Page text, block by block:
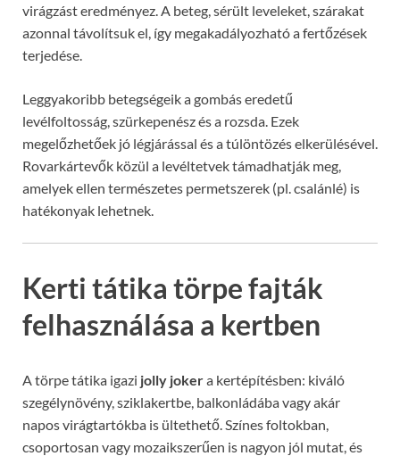
virágzást eredményez. A beteg, sérült leveleket, szárakat
azonnal távolítsuk el, így megakadályozható a fertőzések
terjedése.
Leggyakoribb betegségeik a gombás eredetű
levélfoltosság, szürkepenész és a rozsda. Ezek
megelőzhetőek jó légjárással és a túlöntözés elkerülésével.
Rovarkártevők közül a levéltetvek támadhatják meg,
amelyek ellen természetes permetszerek (pl. csalánlé) is
hatékonyak lehetnek.
Kerti tátika törpe fajták
felhasználása a kertben
A törpe tátika igazi jolly jokera kertépítésben: kiváló
szegélynövény, sziklakertbe, balkonládába vagy akár
napos virágtartókba is ültethető. Színes foltokban,
csoportosan vagy mozaikszerűen is nagyon jól mutat, és